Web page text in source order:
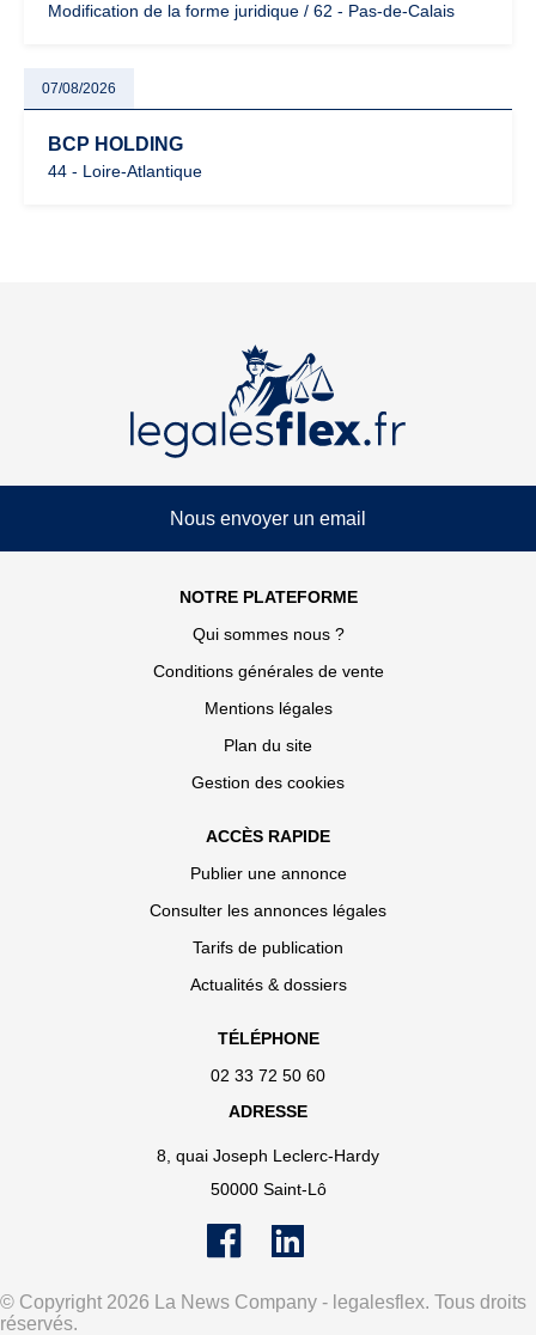
Modification de la forme juridique / 62 - Pas-de-Calais
07/08/2026
BCP HOLDING
44 - Loire-Atlantique
Nous envoyer un email
NOTRE PLATEFORME
Qui sommes nous ?
Conditions générales de vente
Mentions légales
Plan du site
Gestion des cookies
ACCÈS RAPIDE
Publier une annonce
Consulter les annonces légales
Tarifs de publication
Actualités & dossiers
TÉLÉPHONE
02 33 72 50 60
ADRESSE
8, quai Joseph Leclerc-Hardy
50000 Saint-Lô
© Copyright 2026 La News Company - legalesflex. Tous droits
réservés.